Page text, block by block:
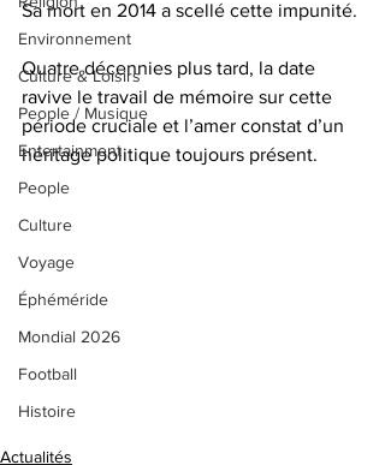
Environnement
Culture & Loisirs
People / Musique
Entertainment
People
Culture
Voyage
Éphéméride
Mondial 2026
Football
Histoire
Sa mort en 2014 a scellé cette impunité.
Quatre décennies plus tard, la date
ravive le travail de mémoire sur cette
période cruciale et l’amer constat d’un
héritage politique toujours présent.
Actualités